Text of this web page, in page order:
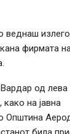
веднаш
фирмата на
од лева
на јавна
Општина